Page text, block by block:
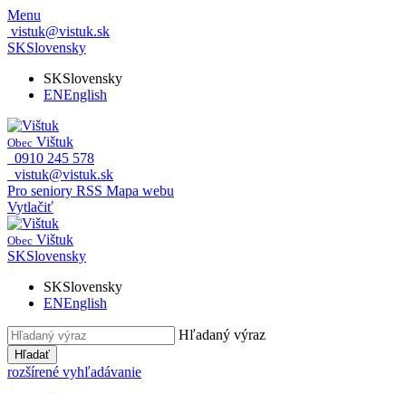
Menu
vistuk@vistuk.sk
SKSlovensky
SKSlovensky
ENEnglish
Obec Vištuk
0910 245 578
vistuk@vistuk.sk
Pro seniory RSS Mapa webu
Vytlačiť
Obec Vištuk
SKSlovensky
SKSlovensky
ENEnglish
Hľadaný výraz
Hľadať
rozšírené vyhľadávanie